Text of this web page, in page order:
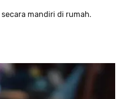
mandiri di rumah.